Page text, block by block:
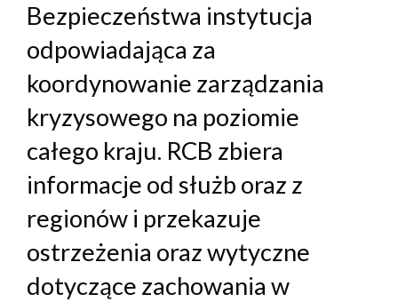
Bezpieczeństwa instytucja
odpowiadająca za
koordynowanie zarządzania
kryzysowego na poziomie
całego kraju. RCB zbiera
informacje od służb oraz z
regionów i przekazuje
ostrzeżenia oraz wytyczne
dotyczące zachowania w